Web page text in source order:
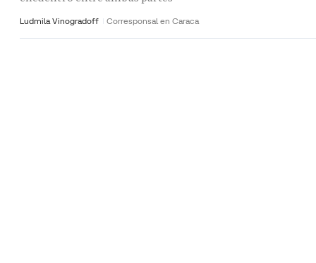
Ludmila Vinogradoff Corresponsal en Caraca